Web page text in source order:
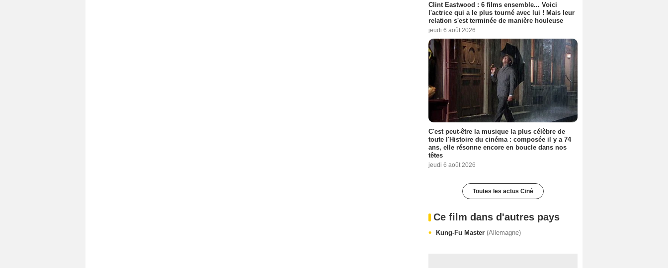
Clint Eastwood : 6 films ensemble... Voici
l'actrice qui a le plus tourné avec lui ! Mais leur
relation s'est terminée de manière houleuse
jeudi 6 août 2026
C'est peut-être la musique la plus célèbre de
toute l'Histoire du cinéma : composée il y a 74
ans, elle résonne encore en boucle dans nos
têtes
jeudi 6 août 2026
Toutes les actus Ciné
Ce film dans d'autres pays
Kung-Fu Master (Allemagne)